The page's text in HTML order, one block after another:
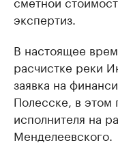
экспертиз.
В настоящее
расчистке реки
заявка на
Полесске, в этом
исполнителя на
Менделеевского.